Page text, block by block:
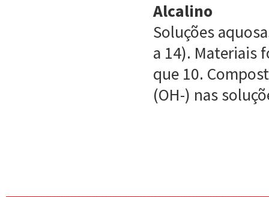
Alcalino
Soluções
a 14). Materiais
que 10.
(OH-) nas